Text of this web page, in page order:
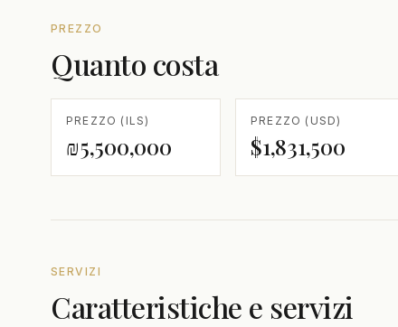
PREZZO
Quanto costa
PREZZO (ILS)
₪5,500,000
PREZZO (USD)
$1,831,500
SERVIZI
Caratteristiche e servizi